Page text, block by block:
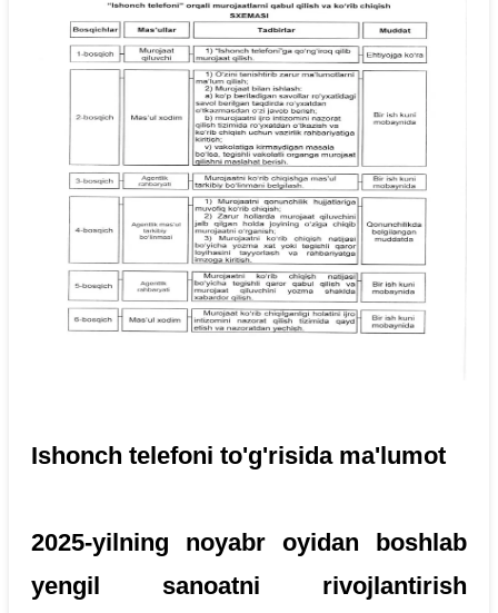
Ishonch telefoni to'g'risida ma'lumot
2025-yilning noyabr oyidan boshlab
yengil sanoatni rivojlantirish